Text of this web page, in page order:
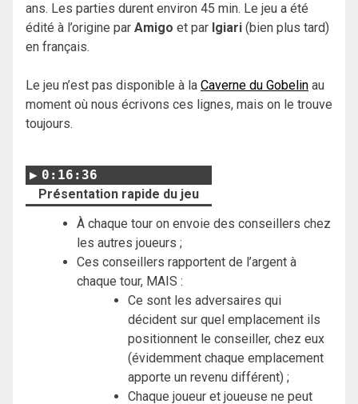
ans. Les parties durent environ 45 min. Le jeu a été
édité à l’origine par Amigo et par Igiari (bien plus tard)
en français.
Le jeu n’est pas disponible à la Caverne du Gobelin au
moment où nous écrivons ces lignes, mais on le trouve
toujours.
0:16:36
Présentation rapide du jeu
À chaque tour on envoie des conseillers chez
les autres joueurs ;
Ces conseillers rapportent de l’argent à
chaque tour, MAIS :
Ce sont les adversaires qui
décident sur quel emplacement ils
positionnent le conseiller, chez eux
(évidemment chaque emplacement
apporte un revenu différent) ;
Chaque joueur et joueuse ne peut